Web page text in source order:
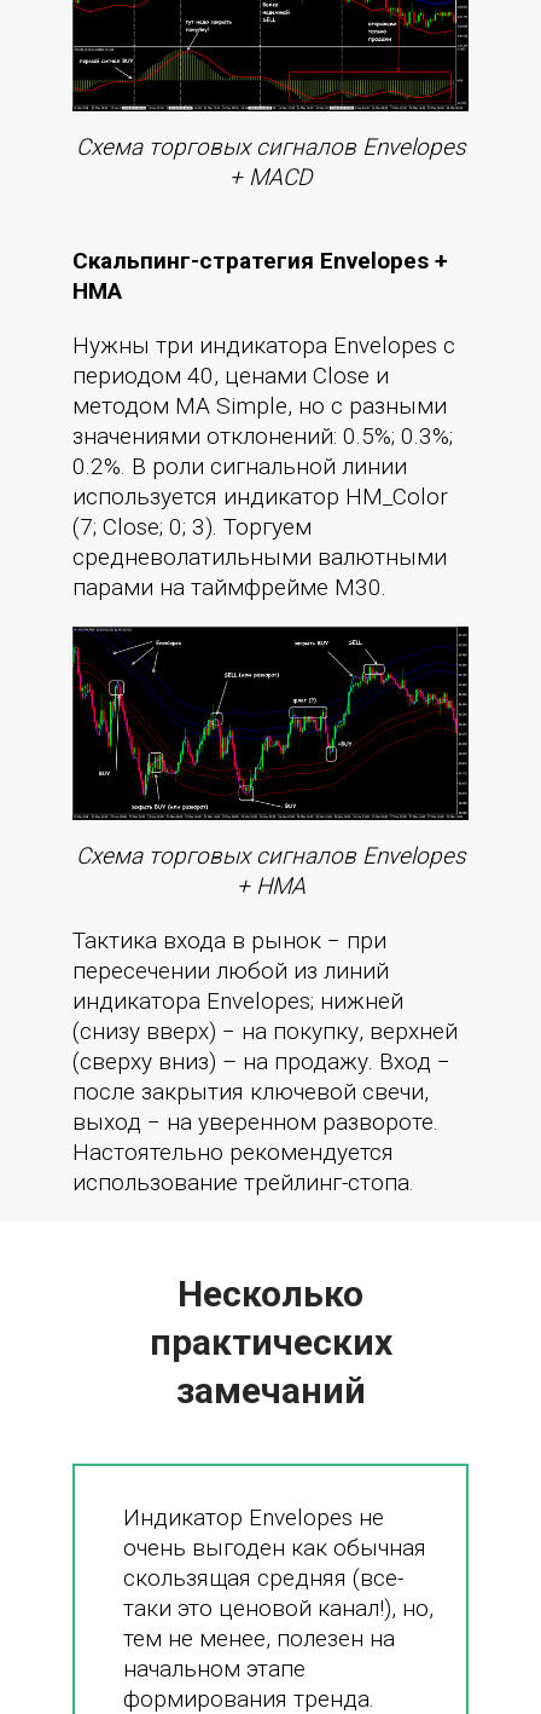
Cхема торговых сигналов Envelopes
+ MACD
Скальпинг-стратегия Envelopes +
HMA
Нужны три индикатора Envelopes с
периодом 40, ценами Close и
методом MA Simple, но с разными
значениями отклонений: 0.5%; 0.3%;
0.2%. В роли сигнальной линии
используется индикатор HM_Color
(7; Сlose; 0; 3). Торгуем
средневолатильными валютными
парами на таймфрейме М30.
Cхема торговых сигналов Envelopes
+ HMA
Тактика входа в рынок − при
пересечении любой из линий
индикатора Envelopes; нижней
(снизу вверх) − на покупку, верхней
(сверху вниз) – на продажу. Вход −
после закрытия ключевой свечи,
выход − на уверенном развороте.
Настоятельно рекомендуется
использование трейлинг-стопа.
Несколько
практических
замечаний
Индикатор Envelopes не
очень выгоден как обычная
скользящая средняя (все-
таки это ценовой канал!), но,
тем не менее, полезен на
начальном этапе
формирования тренда.